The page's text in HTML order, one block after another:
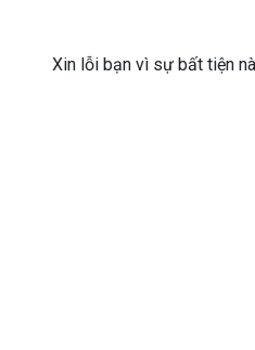
Xin lỗi bạn vì sự bất tiện